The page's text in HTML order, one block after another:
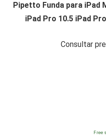
Pipetto Funda para iPad
iPad Pro 10.5 iPad
Consultar
Free